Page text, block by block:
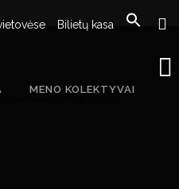
Bilietų kasa
MENO KOLEKTYVAI